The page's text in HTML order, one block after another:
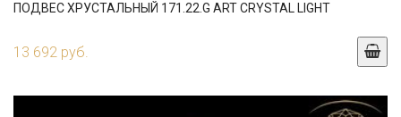
ПОДВЕС ХРУСТАЛЬНЫЙ 171.22.G ART CRYSTAL LIGHT
13 692 руб.